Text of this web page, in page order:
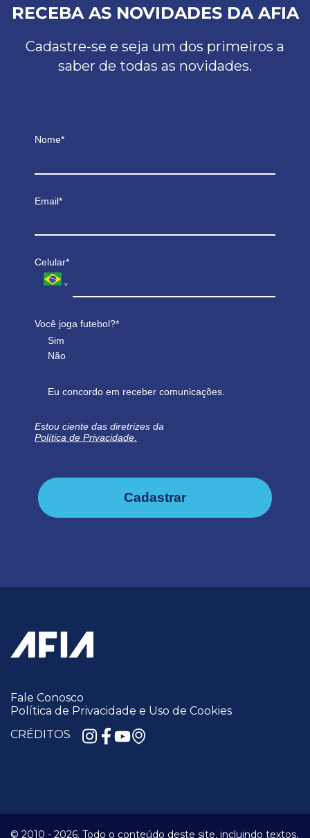
RECEBA AS NOVIDADES DA AFIA
Cadastre-se e seja um dos primeiros a
saber de todas as novidades.
Nome*
Email*
Celular*
Você joga futebol?*
Sim
Não
Eu concordo em receber comunicações.
Estou ciente das diretrizes da
Política de Privacidade.
Cadastrar
Fale Conosco
Política de Privacidade e Uso de Cookies
CRÉDITOS
© 2010 - 2026. Todo o conteúdo deste site, incluindo textos,